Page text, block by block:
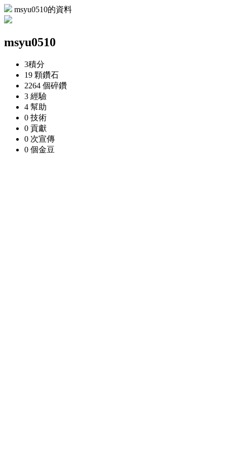
msyu0510的資料
msyu0510
3積分
19 顆鑽石
2264 個碎鑽
3 經驗
4 幫助
0 技術
0 貢獻
0 次宣傳
0 個金豆